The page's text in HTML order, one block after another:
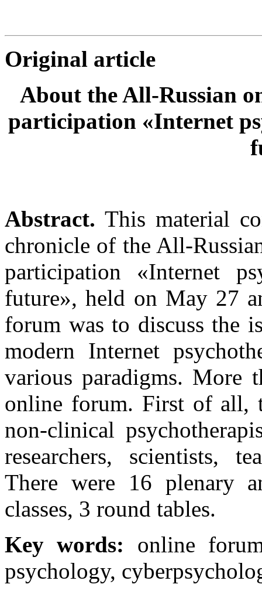
Original article
About the All-Russian
participation «Internet
Abstract. This material
chronicle of the All-
participation «Internet
future», held on May 27
forum was to discuss the
modern Internet
various paradigms. More
online forum. First of all,
non-clinical
researchers, scientists,
There were 16 plenary
classes, 3 round tables.
Key words: online
psychology,